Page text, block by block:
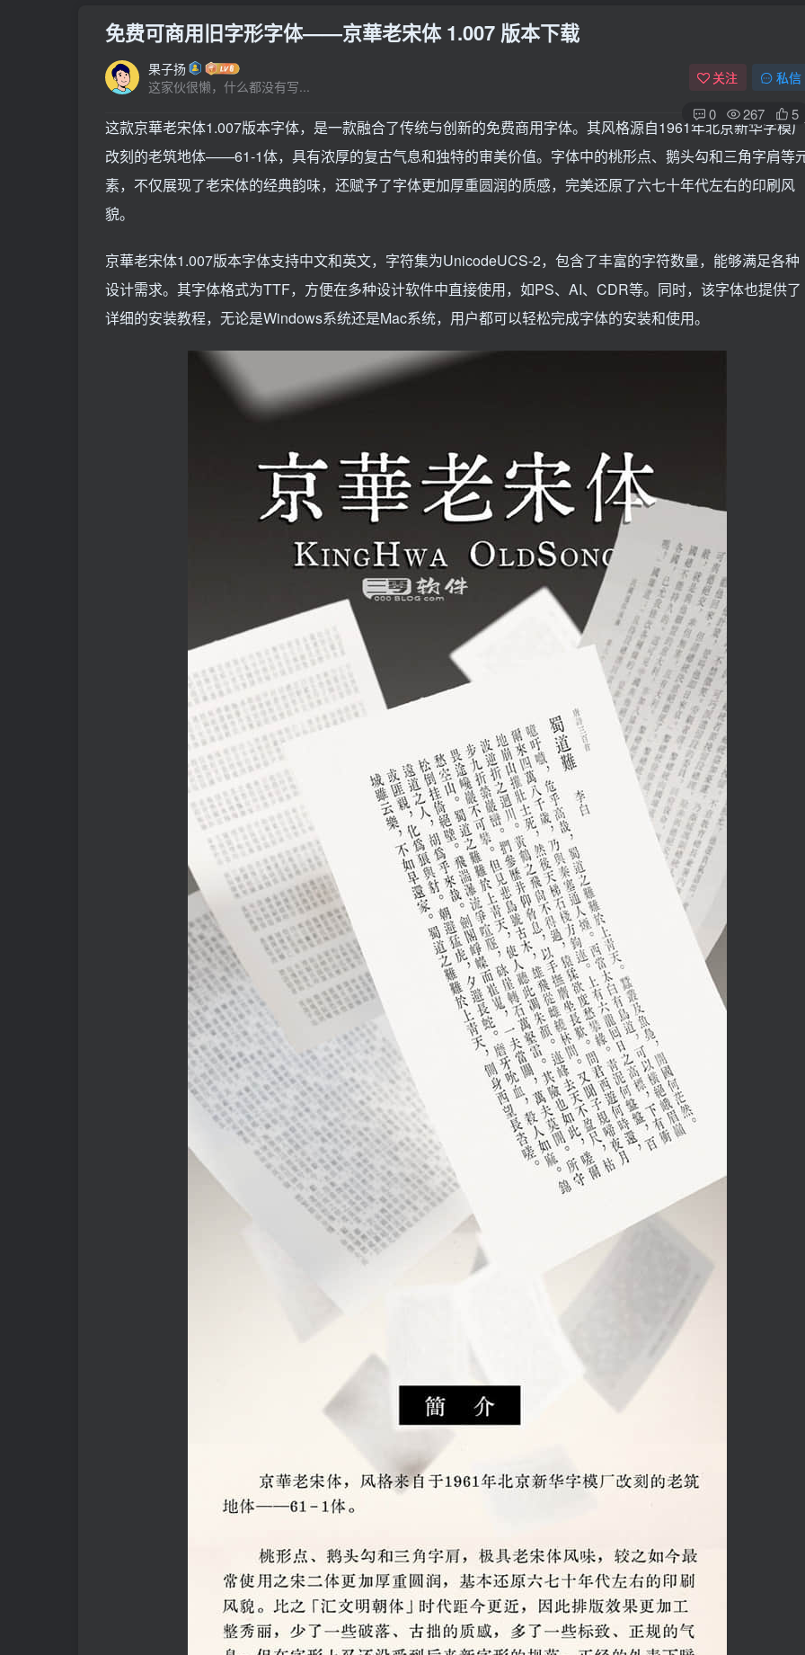
免费可商用旧字形字体——京華老宋体 1.007 版本下载
果子扬
这家伙很懒，什么都没有写...
关注 私信
0 267 5
这款京華老宋体1.007版本字体，是一款融合了传统与创新的免费商用字体。其风格源自1961年北京新华字模厂
改刻的老筑地体——61-1体，具有浓厚的复古气息和独特的审美价值。字体中的桃形点、鹅头勾和三角字肩等
素，不仅展现了老宋体的经典韵味，还赋予了字体更加厚重圆润的质感，完美还原了六七十年代左右的印刷风
貌。
京華老宋体1.007版本字体支持中文和英文，字符集为UnicodeUCS-2，包含了丰富的字符数量，能够满足各种
设计需求。其字体格式为TTF，方便在多种设计软件中直接使用，如PS、AI、CDR等。同时，该字体也提供了
详细的安装教程，无论是Windows系统还是Mac系统，用户都可以轻松完成字体的安装和使用。